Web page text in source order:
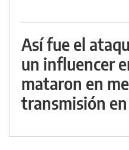
Así fue el
un influencer
mataron en
transmisión